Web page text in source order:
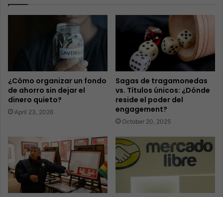
¿Cómo organizar un fondo
de ahorro sin dejar el
dinero quieto?
April 23, 2026
Sagas de tragamonedas
vs. Títulos únicos: ¿Dónde
reside el poder del
engagement?
October 20, 2025